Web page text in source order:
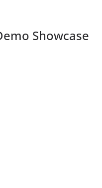
Showcase